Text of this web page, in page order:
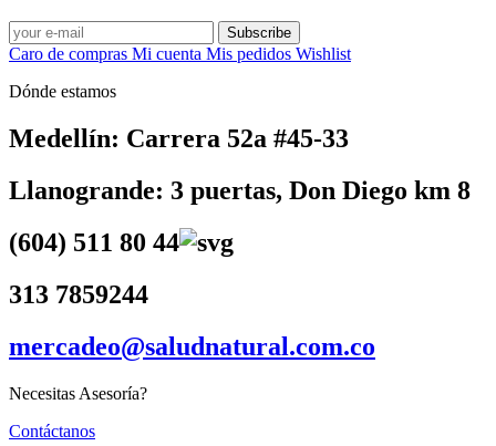
Subscribe
Caro de compras Mi cuenta Mis pedidos Wishlist
Dónde estamos
Medellín: Carrera 52a #45-33
Llanogrande: 3 puertas, Don Diego km 8
(604) 511 80 44
313 7859244
mercadeo@saludnatural.com.co
Necesitas Asesoría?
Contáctanos